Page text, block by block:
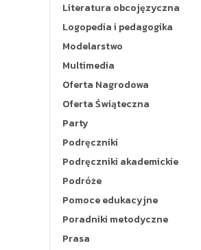
Literatura obcojęzyczna
Logopedia i pedagogika
Modelarstwo
Multimedia
Oferta Nagrodowa
Oferta Świąteczna
Party
Podręczniki
Podręczniki akademickie
Podróże
Pomoce edukacyjne
Poradniki metodyczne
Prasa